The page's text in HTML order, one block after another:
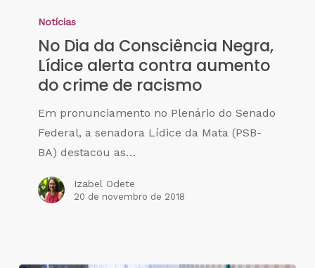
Notícias
No Dia da Consciência Negra,
Lídice alerta contra aumento
do crime de racismo
Em pronunciamento no Plenário do Senado
Federal, a senadora Lídice da Mata (PSB-
BA) destacou as…
Izabel Odete
20 de novembro de 2018